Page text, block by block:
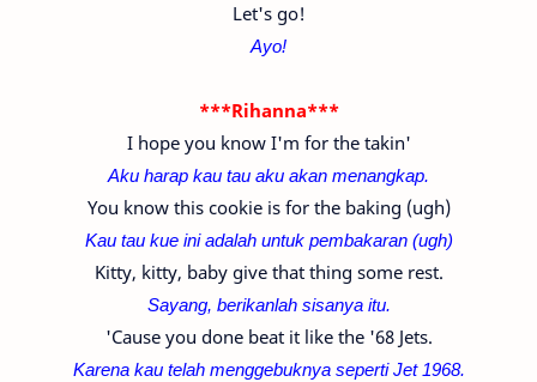
Let's go!
Ayo!
***Rihanna***
I hope you know I'm for the takin'
Aku harap kau tau aku akan menangkap.
You know this cookie is for the baking (ugh)
Kau tau kue ini adalah untuk pembakaran (ugh)
Kitty, kitty, baby give that thing some rest.
Sayang, berikanlah sisanya itu.
'Cause you done beat it like the '68 Jets.
Karena kau telah menggebuknya seperti Jet 1968.